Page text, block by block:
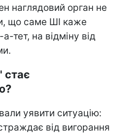
наглядовий орган не
що саме ШІ каже
тет, на відміну від
стає
уявити ситуацію:
від вигорання